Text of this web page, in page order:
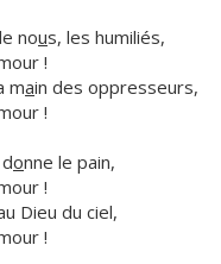
nous, les humiliés,
!
main des oppresseurs,
!
onne le pain,
!
Dieu du ciel,
!